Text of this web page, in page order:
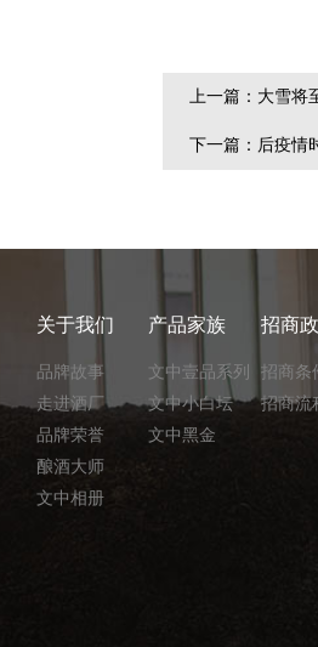
上一篇：大雪将
下一篇：后疫情
关于我们
品牌故事
走进酒厂
品牌荣誉
酿酒大师
文中相册
产品家族
文中壹品系列
文中小白坛
文中黑金
招商
招商条
招商流